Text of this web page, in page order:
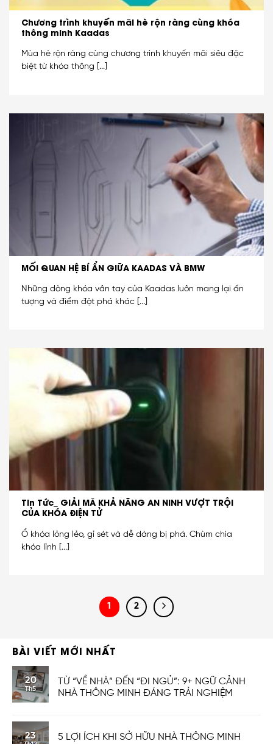
Chương trình khuyến mãi hè rộn ràng cùng khóa
thông minh Kaadas
Mùa hè rộn ràng cùng chương trình khuyến mãi siêu đặc
biệt từ khóa thông [...]
MỐI QUAN HỆ BÍ ẨN GIỮA KAADAS VÀ BMW
Những dòng khóa vân tay của Kaadas luôn mang lại ấn
tượng và điểm đột phá khác [...]
Tin Tức_ GIẢI MÃ KHẢ NĂNG AN NINH VƯỢT TRỘI
CỦA KHÓA ĐIỆN TỬ
Ổ khóa lỏng lẻo, gỉ sét và dễ dàng bị phá. Chùm chìa
khóa lỉnh [...]
1 2
BÀI VIẾT MỚI NHẤT
20
Th5
TỪ “VỀ NHÀ” ĐẾN “ĐI NGỦ”: 9+ NGỮ CẢNH
NHÀ THÔNG MINH ĐÁNG TRẢI NGHIỆM
23 5 LỢI ÍCH KHI SỞ HỮU NHÀ THÔNG MINH